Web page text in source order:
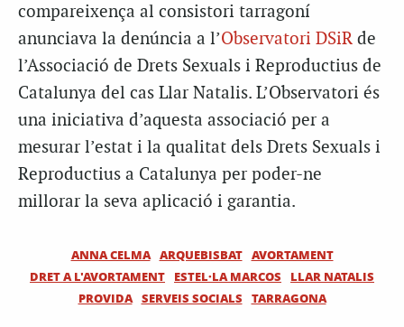
compareixença al consistori tarragoní
anunciava la denúncia a l’Observatori DSiR de
l’Associació de Drets Sexuals i Reproductius de
Catalunya del cas Llar Natalis. L’Observatori és
una iniciativa d’aquesta associació per a
mesurar l’estat i la qualitat dels Drets Sexuals i
Reproductius a Catalunya per poder-ne
millorar la seva aplicació i garantia.
ANNA CELMA ARQUEBISBAT AVORTAMENT
DRET A L'AVORTAMENT
ESTEL·LA MARCOS
LLAR NATALIS
PROVIDA SERVEIS SOCIALS TARRAGONA